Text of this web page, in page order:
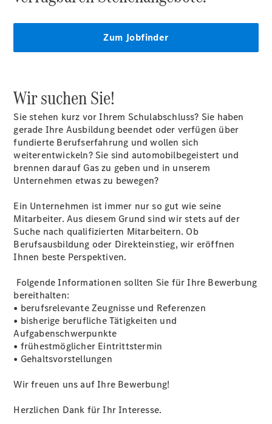
Servictermin
Kompletträder
Teile &
Zubehör
Pannen- &
Schadenhilfe
Reparatur &
Werkstatt
Rückrufe &
Umrüstungen
Warnung: Betrug
beim
Gebrauchtwagenkauf
Service für
Reisemobile
Reifen &
Kompletträder
Teile &
Zubehör
Pannen- &
Schadenhilfe
Finanzdienste
Digitale
Extras
Rückrufe &
Umrüstungen
Reparatur &
Wir suchen Sie!
Sie stehen kurz vor Ihrem Schulabschluss? Sie haben
gerade Ihre Ausbildung beendet oder verfügen über
fundierte Berufserfahrung und wollen sich
weiterentwickeln? Sie sind automobilbegeistert und
brennen darauf Gas zu geben und in unserem
Unternehmen etwas zu bewegen?
Ein Unternehmen ist immer nur so gut wie seine
Mitarbeiter. Aus diesem Grund sind wir stets auf der
Suche nach qualifizierten Mitarbeitern. Ob
Berufsausbildung oder Direkteinstieg, wir eröffnen
Ihnen beste Perspektiven.
Folgende Informationen sollten Sie für Ihre Bewerbung
bereithalten:
• berufsrelevante Zeugnisse und Referenzen
• bisherige berufliche Tätigkeiten und
Aufgabenschwerpunkte
• frühestmöglicher Eintrittstermin
• Gehaltsvorstellungen
Wir freuen uns auf Ihre Bewerbung!
Herzlichen Dank für Ihr Interesse.